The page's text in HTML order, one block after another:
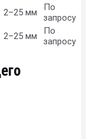
2–25 мм
По
запросу
2–25 мм
По
запросу